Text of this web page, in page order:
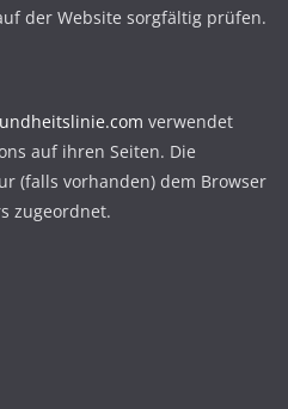
der Website sorgfältig prüfen.
verwendet
auf ihren Seiten. Die
(falls vorhanden) dem Browser
zugeordnet.